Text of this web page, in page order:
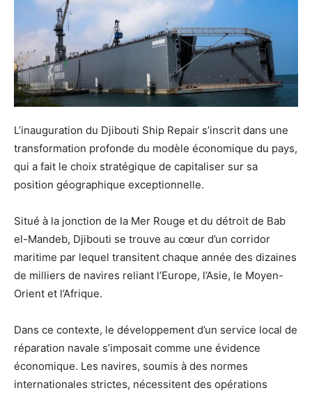
L’inauguration du Djibouti Ship Repair s’inscrit dans une
transformation profonde du modèle économique du pays,
qui a fait le choix stratégique de capitaliser sur sa
position géographique exceptionnelle.
Situé à la jonction de la Mer Rouge et du détroit de Bab
el-Mandeb, Djibouti se trouve au cœur d’un corridor
maritime par lequel transitent chaque année des dizaines
de milliers de navires reliant l’Europe, l’Asie, le Moyen-
Orient et l’Afrique.
Dans ce contexte, le développement d’un service local de
réparation navale s’imposait comme une évidence
économique. Les navires, soumis à des normes
internationales strictes, nécessitent des opérations